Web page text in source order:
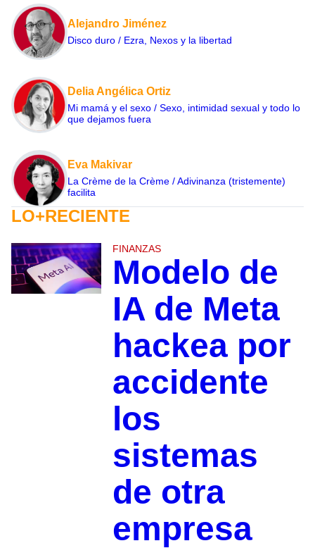
Alejandro Jiménez
Disco duro / Ezra, Nexos y la libertad
Delia Angélica Ortiz
Mi mamá y el sexo / Sexo, intimidad sexual y todo lo
que dejamos fuera
Eva Makivar
La Crème de la Crème / Adivinanza (tristemente)
facilita
LO+RECIENTE
FINANZAS
Modelo de
IA de Meta
hackea por
accidente
los
sistemas
de otra
empresa